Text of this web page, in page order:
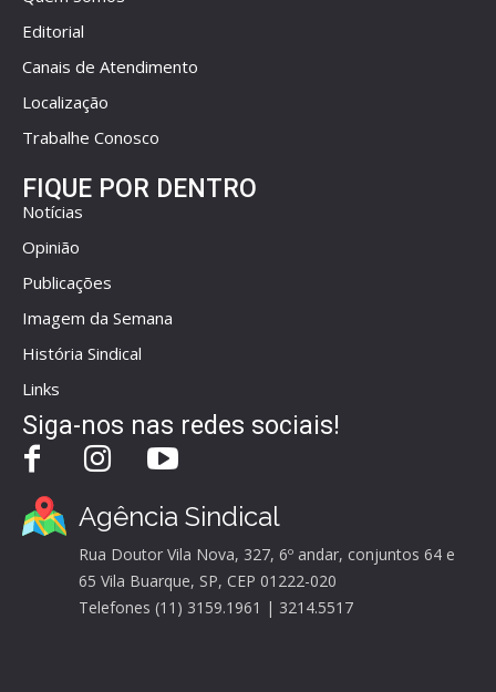
Editorial
Canais de Atendimento
Localização
Trabalhe Conosco
FIQUE POR DENTRO
Notícias
Opinião
Publicações
Imagem da Semana
História Sindical
Links
Siga-nos nas redes sociais!
Agência Sindical
Rua Doutor Vila Nova, 327, 6º andar, conjuntos 64 e
65 Vila Buarque, SP, CEP 01222-020
Telefones (11) 3159.1961 | 3214.5517